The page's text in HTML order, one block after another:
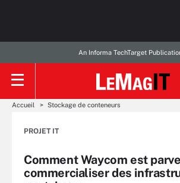
An Informa TechTarget
Accueil Stockage de conteneurs
PROJET IT
Comment Waycom est
commercialiser des